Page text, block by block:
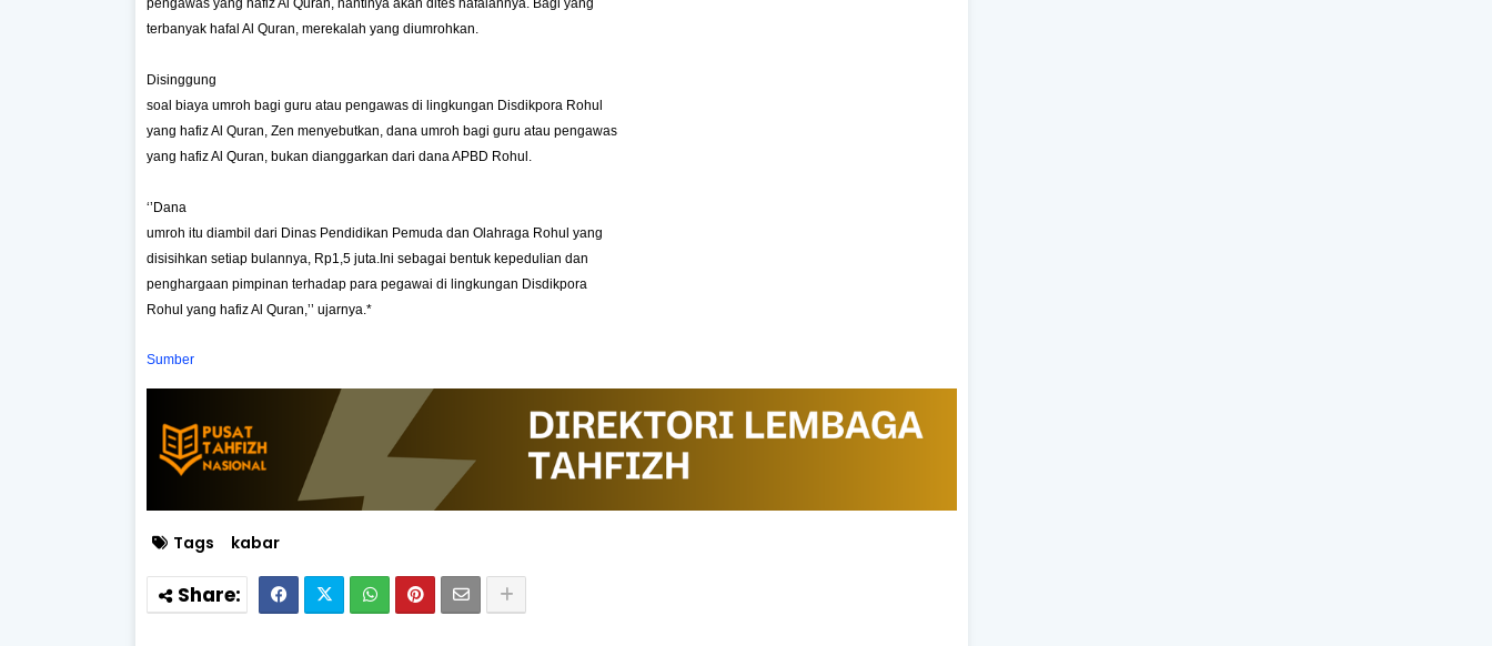
pengawas yang hafiz Al Quran, nantinya akan dites hafalannya. Bagi yang
terbanyak hafal Al Quran, merekalah yang diumrohkan.
Disinggung
soal biaya umroh bagi guru atau pengawas di lingkungan Disdikpora Rohul
yang hafiz Al Quran, Zen menyebutkan, dana umroh bagi guru atau pengawas
yang hafiz Al Quran, bukan dianggarkan dari dana APBD Rohul.
‘’Dana
umroh itu diambil dari Dinas Pendidikan Pemuda dan Olahraga Rohul yang
disisihkan setiap bulannya, Rp1,5 juta.Ini sebagai bentuk kepedulian dan
penghargaan pimpinan terhadap para pegawai di lingkungan Disdikpora
Rohul yang hafiz Al Quran,’’ ujarnya.*
Sumber
Tags kabar